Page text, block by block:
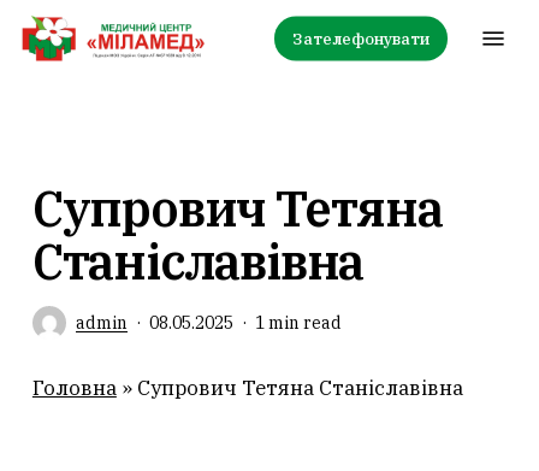
Skip
Зателефонувати
Супрович Тетяна
Станіславівна
admin 08.05.2025 1 min read
Головна» Супрович Тетяна Станіславівна